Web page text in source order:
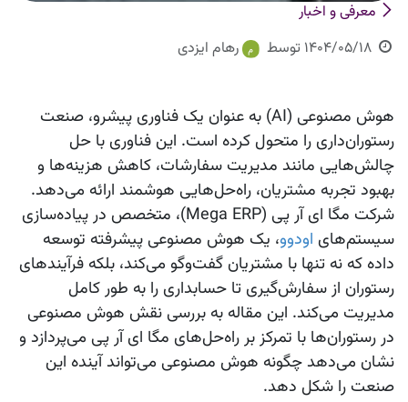
معرفی و اخبار
1404/05/18 توسط رهام ایزدی
هوش مصنوعی (AI) به عنوان یک فناوری پیشرو، صنعت
رستوران‌داری را متحول کرده است. این فناوری با حل
چالش‌هایی مانند مدیریت سفارشات، کاهش هزینه‌ها و
بهبود تجربه مشتریان، راه‌حل‌هایی هوشمند ارائه می‌دهد.
شرکت مگا ای آر پی (Mega ERP)، متخصص در پیاده‌سازی
سیستم‌های اودوو، یک هوش مصنوعی پیشرفته توسعه
داده که نه تنها با مشتریان گفت‌وگو می‌کند، بلکه فرآیندهای
رستوران از سفارش‌گیری تا حسابداری را به طور کامل
مدیریت می‌کند. این مقاله به بررسی نقش هوش مصنوعی
در رستوران‌ها با تمرکز بر راه‌حل‌های مگا ای آر پی می‌پردازد و
نشان می‌دهد چگونه هوش مصنوعی می‌تواند آینده این
صنعت را شکل دهد.